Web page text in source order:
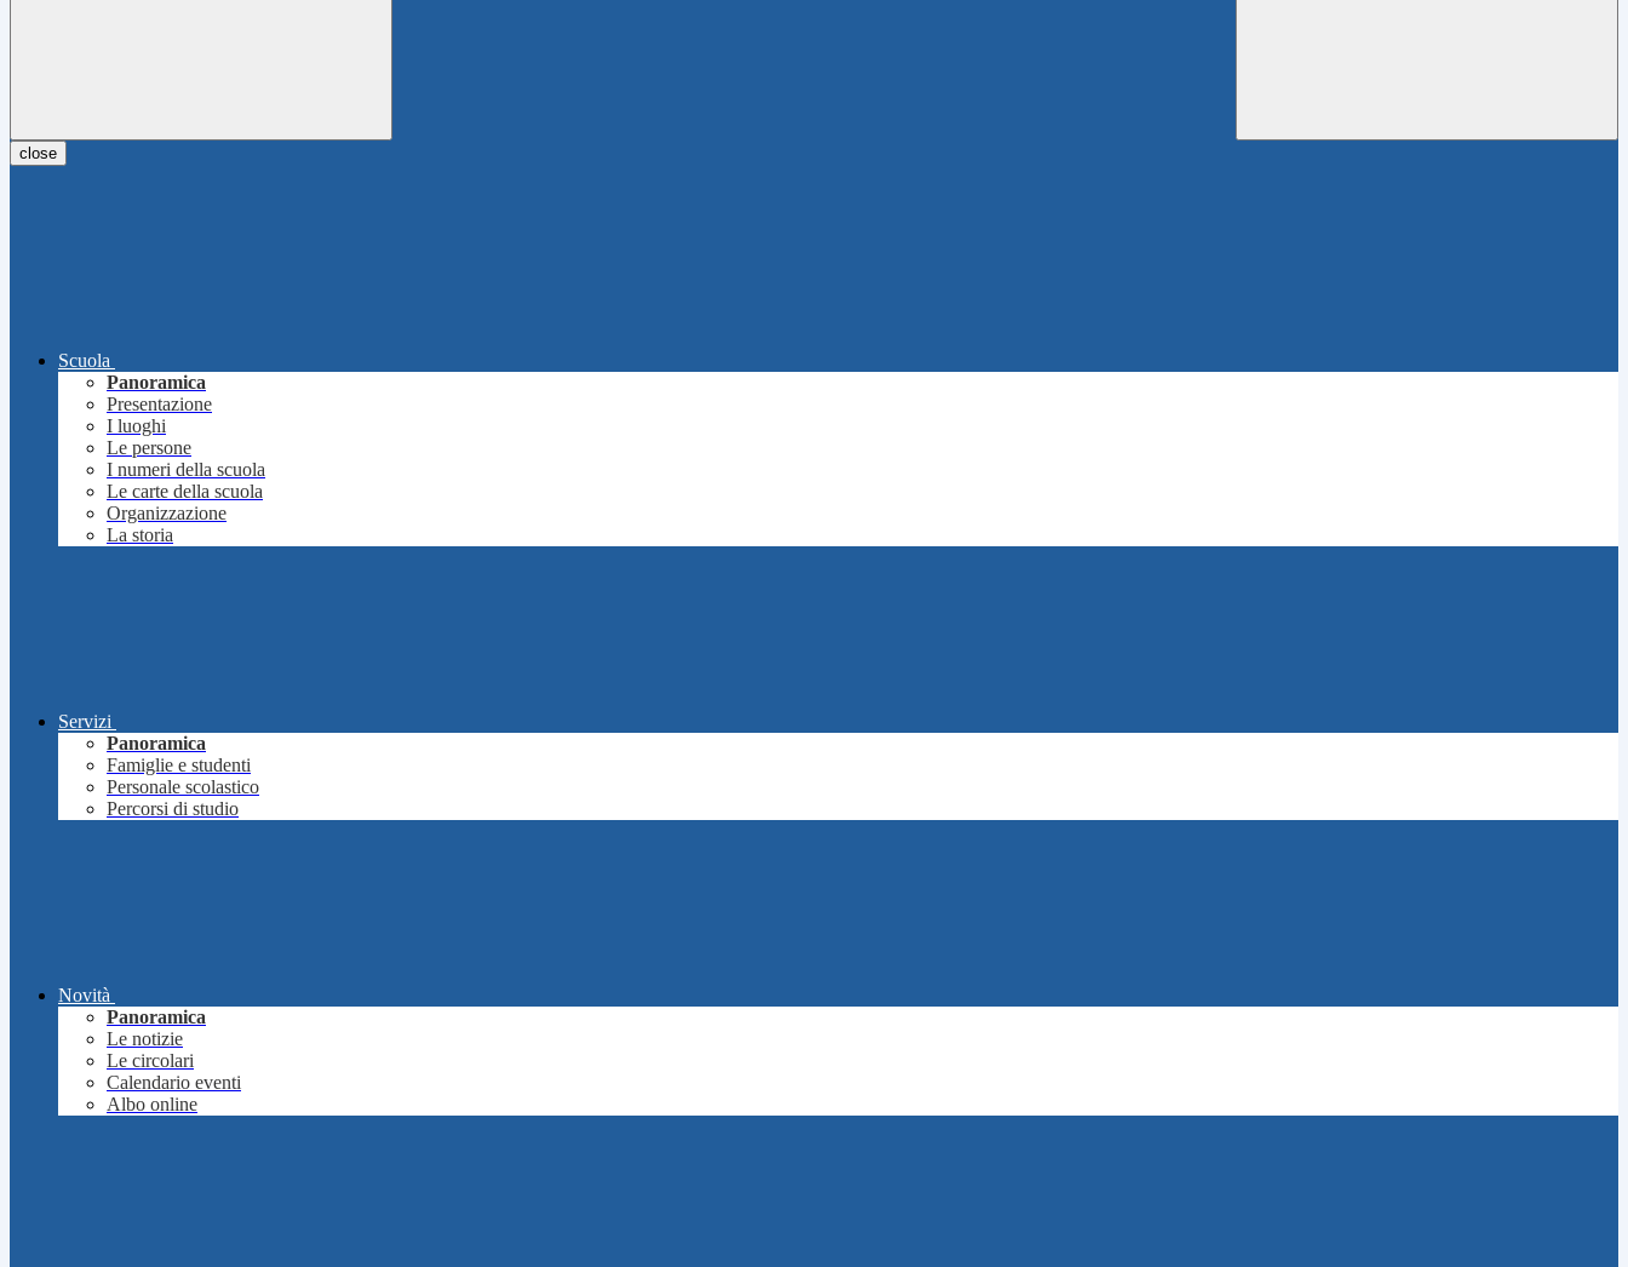
close
Scuola
Panoramica
Presentazione
I luoghi
Le persone
I numeri della scuola
Le carte della scuola
Organizzazione
La storia
Servizi
Panoramica
Famiglie e studenti
Personale scolastico
Percorsi di studio
Novità
Panoramica
Le notizie
Le circolari
Calendario eventi
Albo online